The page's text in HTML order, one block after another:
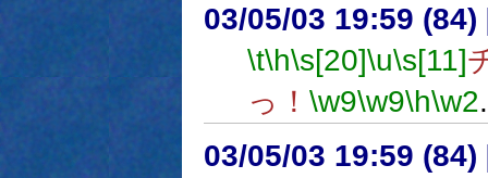
03/05/03 19:59 (84)
\t\h\s[20]\u\s[11]
っ！ \w9\w9\h\w2.
03/05/03 19:59 (84)